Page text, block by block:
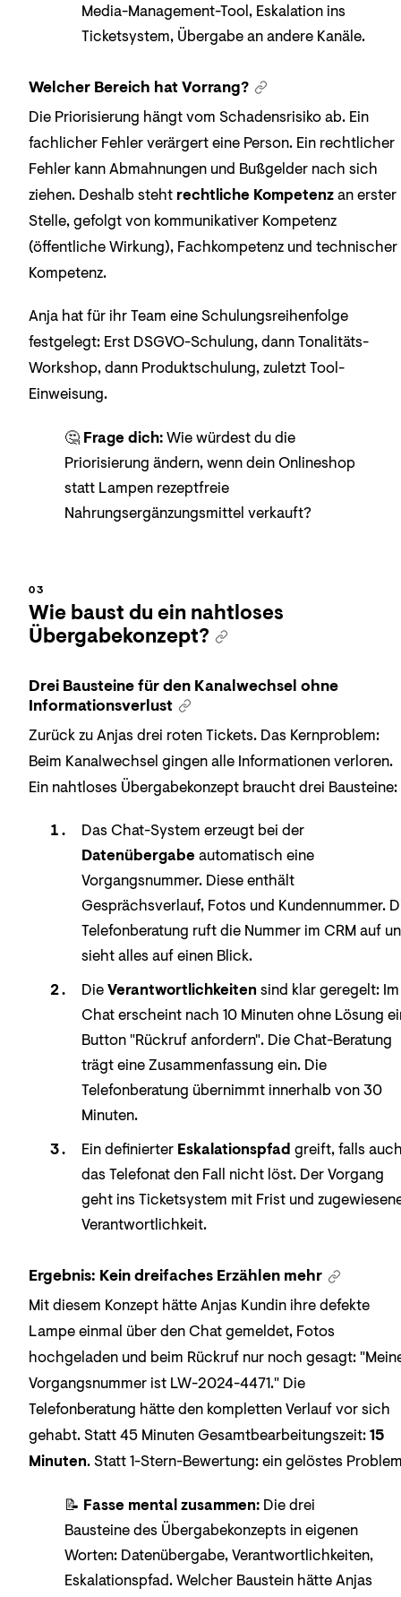
Media-Management-Tool, Eskalation ins
Ticketsystem, Übergabe an andere Kanäle.
Welcher Bereich hat Vorrang?
Die Priorisierung hängt vom Schadensrisiko ab. Ein
fachlicher Fehler verärgert eine Person. Ein rechtlicher
Fehler kann Abmahnungen und Bußgelder nach sich
ziehen. Deshalb steht rechtliche Kompetenzan erster
Stelle, gefolgt von kommunikativer Kompetenz
(öffentliche Wirkung), Fachkompetenz und technischer
Kompetenz.
Anja hat für ihr Team eine Schulungsreihenfolge
festgelegt: Erst DSGVO-Schulung, dann Tonalitäts-
Workshop, dann Produktschulung, zuletzt Tool-
Einweisung.
🤔 Frage dich:Wie würdest du die
Priorisierung ändern, wenn dein Onlineshop
statt Lampen rezeptfreie
Nahrungsergänzungsmittel verkauft?
Wie baust du ein nahtloses
Übergabekonzept?
Drei Bausteine für den Kanalwechsel ohne
Informationsverlust
Zurück zu Anjas drei roten Tickets. Das Kernproblem:
Beim Kanalwechsel gingen alle Informationen verloren.
Ein nahtloses Übergabekonzept braucht drei Bausteine:
Das Chat-System erzeugt bei der
Datenübergabeautomatisch eine
Vorgangsnummer. Diese enthält
Gesprächsverlauf, Fotos und Kundennummer.
Telefonberatung ruft die Nummer im CRM auf
sieht alles auf einen Blick.
DieVerantwortlichkeiten sind klar geregelt: Im
Chat erscheint nach 10 Minuten ohne Lösung
Button "Rückruf anfordern". Die Chat-Beratung
trägt eine Zusammenfassung ein. Die
Telefonberatung übernimmt innerhalb von 30
Minuten.
Ein definierter Eskalationspfad greift, falls
das Telefonat den Fall nicht löst. Der Vorgang
geht ins Ticketsystem mit Frist und
Verantwortlichkeit.
Ergebnis: Kein dreifaches Erzählen mehr
Mit diesem Konzept hätte Anjas Kundin ihre defekte
Lampe einmal über den Chat gemeldet, Fotos
hochgeladen und beim Rückruf nur noch gesagt:
Vorgangsnummer ist LW-2024-4471." Die
Telefonberatung hätte den kompletten Verlauf vor sich
gehabt. Statt 45 Minuten Gesamtbearbeitungszeit:15
Minuten. Statt 1-Stern-Bewertung: ein gelöstes
📝 Fasse mental zusammen: Die drei
Bausteine des Übergabekonzepts in eigenen
Worten: Datenübergabe, Verantwortlichkeiten,
Eskalationspfad. Welcher Baustein hätte Anjas